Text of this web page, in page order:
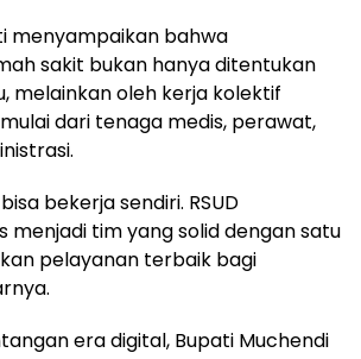
menyampaikan bahwa
sakit bukan hanya ditentukan
melainkan oleh kerja kolektif
dari tenaga medis, perawat,
bekerja sendiri. RSUD
menjadi tim yang solid dengan satu
pelayanan terbaik bagi
era digital, Bupati Muchendi